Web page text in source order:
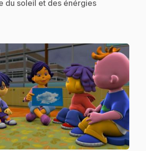
du soleil et des énérgies